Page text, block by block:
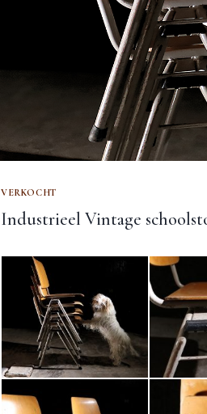
VERKOCHT
Industrieel Vintage